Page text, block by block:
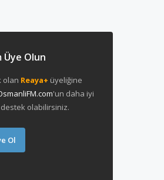
Üye Olun
olan Reaya+ üyeliğine
'un daha iyi
olabilirsiniz.
Ol